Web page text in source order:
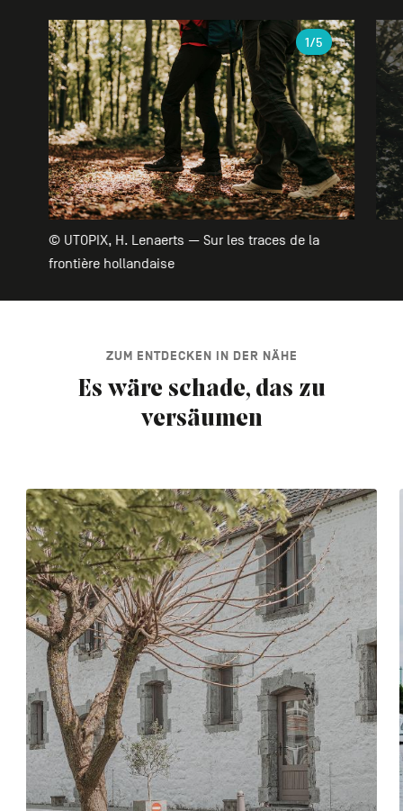
Galerie
© UTOPIX, H. Lenaerts — Sur les traces de la
frontière hollandaise
1/5
ZUM ENTDECKEN IN DER NÄHE
Es wäre schade, das zu
versäumen